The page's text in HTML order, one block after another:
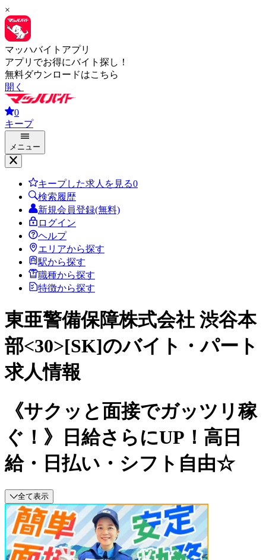
×
マッハバイトアプリ
アプリでお得にバイト探し！
無料ダウンロードはこちら
開く
0
キープ
メニュー
キープした求人を見る0
検索履歴
新規会員登録(無料)
ログイン
ヘルプ
エリアから探す
駅から探す
職種から探す
特徴から探す
東亜警備保障株式会社 渋谷本
部<30>[SK]のバイト・パート
求人情報
《サクッと面接でガッツリ稼
ぐ！》日給さらにUP！高日
給・日払い・シフト自由☆
全て表示